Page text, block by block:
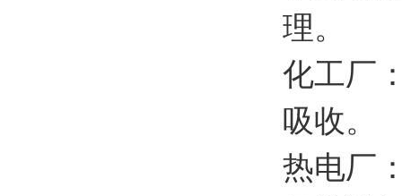
理。
化工厂
吸收。
热电厂